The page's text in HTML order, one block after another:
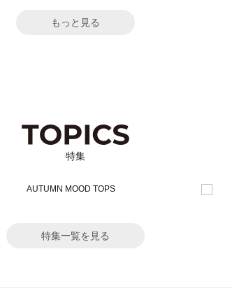
もっと見る
特集
特集一覧を見る